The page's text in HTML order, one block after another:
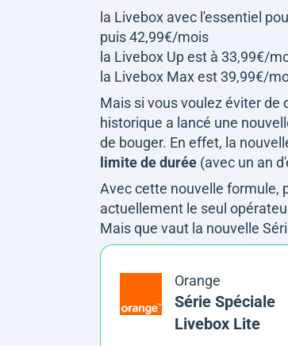
la Livebox avec l'essentiel
puis 42,99€/mois
la Livebox Up est à 33,99€/
la Livebox Max est 39,99€/
Mais si vous voulez éviter de
historique a lancé une
de bouger. En effet, la
limite de durée (avec un an
Avec cette nouvelle formule,
actuellement le seul
Mais que vaut la nouvelle
Orange
Série Spéciale
Livebox Lite